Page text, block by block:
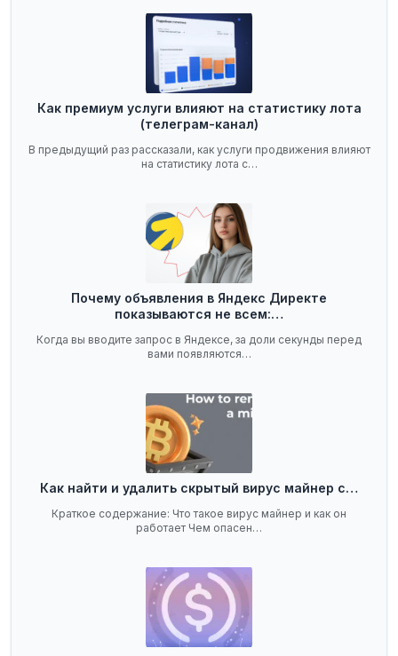
Как премиум услуги влияют на статистику лота
(телеграм-канал)
В предыдущий раз рассказали, как услуги продвижения влияют
на статистику лота с…
Почему объявления в Яндекс Директе
показываются не всем:…
Когда вы вводите запрос в Яндексе, за доли секунды перед
вами появляются…
Как найти и удалить скрытый вирус майнер с…
Краткое содержание: Что такое вирус майнер и как он
работает Чем опасен…